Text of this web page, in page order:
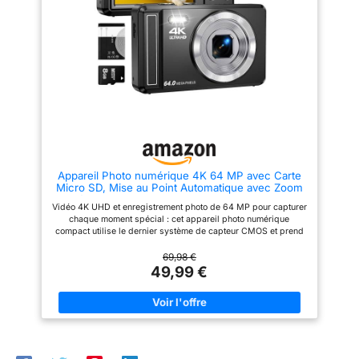
toujours à quoi vous
ressemblez sur la photo.
L'autofocus et le mode beauté
lissent automatiquement les
tons de peau grâce à 12 filtres.
Le lissage de la peau garantit
des autoportraits parfaits.
Même lorsque vous marchez,
300 g avec un boîtier robuste
en magnésium, il est idéal pour
les randonnées. Batterie de 1
500 mAh : une charge dure 6
rechargeable en déplacement
via une batterie externe. Prend
en charge l'installation de
compagnon de voyage idéal,
chaque moment précieux.
【Appareil photo parfait pour
les débutants】Un appareil
simples, il convient également
des photos de haute qualité,
même dans des environnements
peu éclairés. 【WEBCAM POUR
STREAMING ET VLOGGING】
Plus qu'un simple appareil
photo, il sert aussi de webcam
haute performance. Connectez-
le à votre ordinateur via USB
interface intuitive, cet appareil
les débutants. Un choix
excellent pour les anniversaires
Appareil Photo numérique 4K 64 MP avec Carte
Micro SD, Mise au Point Automatique avec Zoom
avec Batterie 1200 mAh, câble USB, pour
Adolescents, Adultes
Vidéo 4K UHD et enregistrement photo de 64 MP pour capturer
chaque moment spécial : cet appareil photo numérique
compact utilise le dernier système de capteur CMOS et prend
MP. Que vous exploriez la beauté de la nature ou que vous
fassiez la joie lors des réunions de famille, cet appareil photo
vous permet de capturer clairement chaque détail important.
Enregistrement vidéo facile et fonction webcam : cette caméra
vlog avec écran IPS de 2,8 pouces dispose d'une fonction de
pause, prend en charge l'enregistrement pendant le
69,98 €
49,99 €